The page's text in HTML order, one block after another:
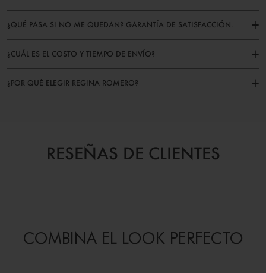
¿QUÉ PASA SI NO ME QUEDAN? GARANTÍA DE SATISFACCIÓN.
¿CUÁL ES EL COSTO Y TIEMPO DE ENVÍO?
¿POR QUÉ ELEGIR REGINA ROMERO?
RESEÑAS DE CLIENTES
COMBINA EL LOOK PERFECTO